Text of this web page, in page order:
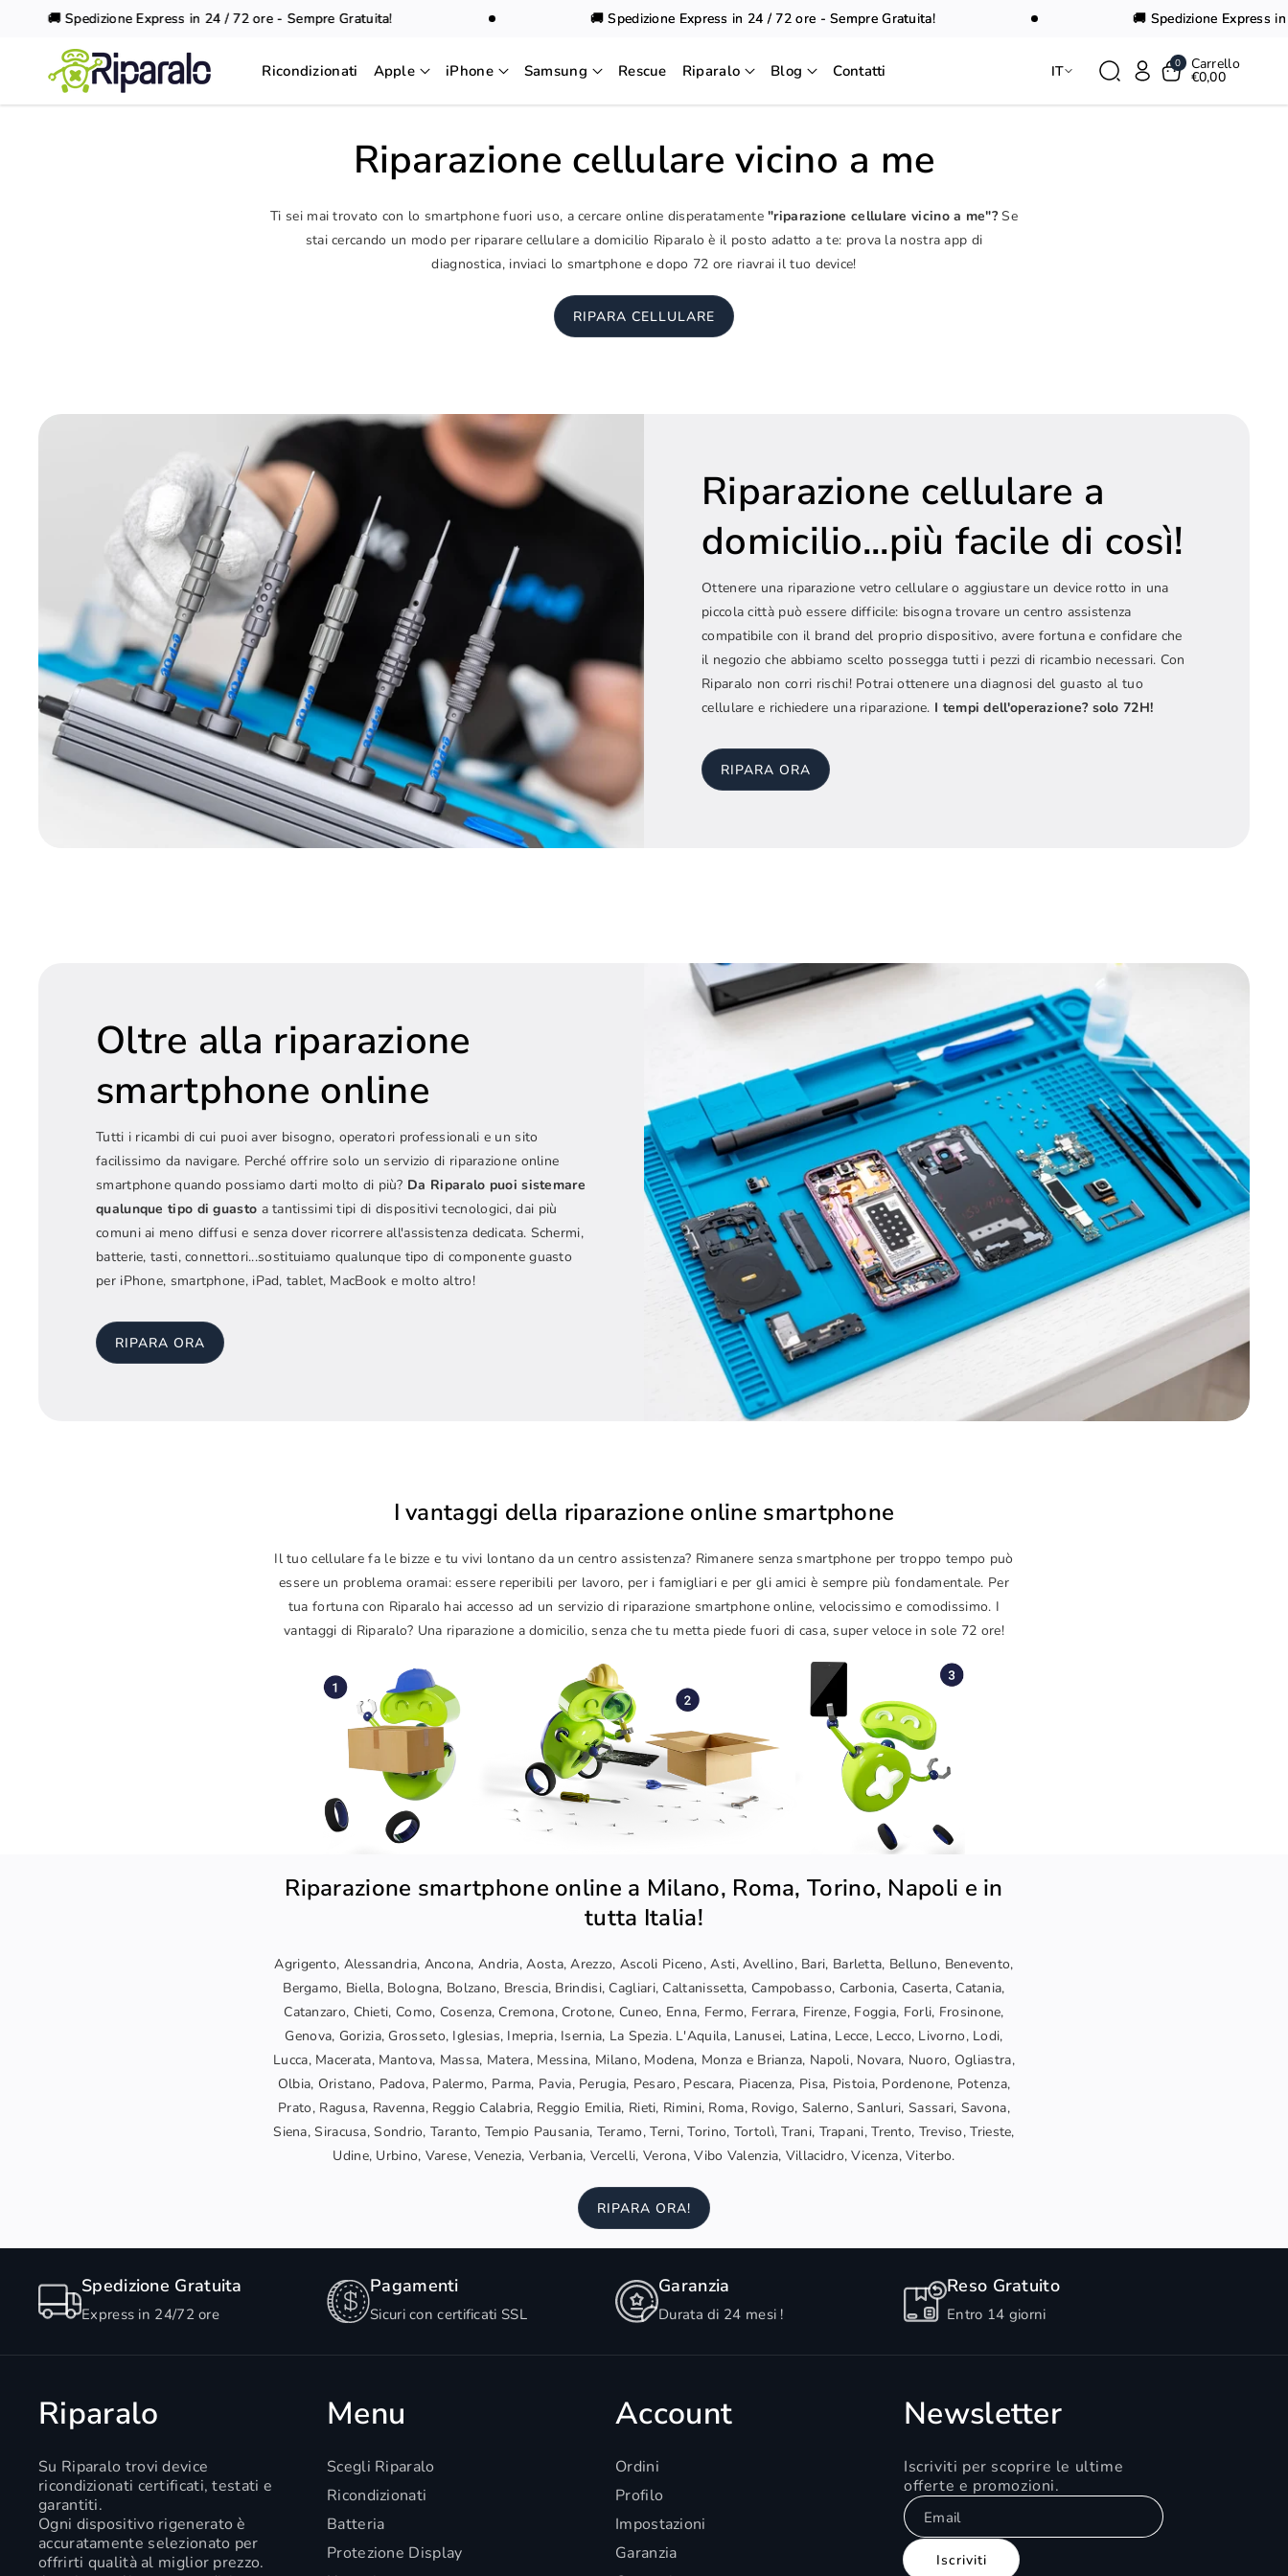
Vai al
contenuto
🚚 Spedizione Express in 24 / 72 ore - Sempre Gratuita! 🚚 Spedizione Express in 24 / 72 ore - Sempre Gratuita! 🚚 Spedizione Express in
Ricondizionati Apple iPhone Samsung Rescue Riparalo Blog Contatti IT 0 Carrello
€0,00
Riparazione cellulare vicino a me
Ti sei mai trovato con lo smartphone fuori uso, a cercare online disperatamente"riparazione cellulare vicino a me"?Se
stai cercando un modo per riparare cellulare a domicilio Riparalo è il posto adatto a te: prova la nostra app di
diagnostica, inviaci lo smartphone e dopo 72 ore riavrai il tuo device!
RIPARA CELLULARE
Riparazione cellulare a
domicilio...più facile di così!
Ottenere una riparazione vetro cellulare o aggiustare un device rotto in una
piccola città può essere difficile: bisogna trovare un centro assistenza
compatibile con il brand del proprio dispositivo, avere fortuna e confidare che
il negozio che abbiamo scelto possegga tutti i pezzi di ricambio necessari. Con
Riparalo non corri rischi! Potrai ottenere una diagnosi del guasto al tuo
cellulare e richiedere una riparazione. I tempi dell'operazione? solo 72H!
RIPARA ORA
Oltre alla riparazione
smartphone online
Tutti i ricambi di cui puoi aver bisogno, operatori professionali e un sito
facilissimo da navigare. Perché offrire solo un servizio di riparazione online
smartphone quando possiamo darti molto di più? Da Riparalo puoi sistemare
qualunque tipo di guasto a tantissimi tipi di dispositivi tecnologici, dai più
comuni ai meno diffusi e senza dover ricorrere all'assistenza dedicata. Schermi,
batterie, tasti, connettori...sostituiamo qualunque tipo di componente guasto
per iPhone, smartphone, iPad, tablet, MacBook e molto altro!
RIPARA ORA
I vantaggi della riparazione online smartphone
Il tuo cellulare fa le bizze e tu vivi lontano da un centro assistenza? Rimanere senza smartphone per troppo tempo può
essere un problema oramai: essere reperibili per lavoro, per i famigliari e per gli amici è sempre più fondamentale. Per
tua fortuna con Riparalo hai accesso ad un servizio di riparazione smartphone online, velocissimo e comodissimo. I
vantaggi di Riparalo? Una riparazione a domicilio, senza che tu metta piede fuori di casa, super veloce in sole 72 ore!
Riparazione smartphone online a Milano, Roma, Torino, Napoli e in
tutta Italia!
Agrigento, Alessandria, Ancona, Andria, Aosta, Arezzo, Ascoli Piceno, Asti, Avellino, Bari, Barletta, Belluno, Benevento,
Bergamo, Biella, Bologna, Bolzano, Brescia, Brindisi, Cagliari, Caltanissetta, Campobasso, Carbonia, Caserta, Catania,
Catanzaro, Chieti, Como, Cosenza, Cremona, Crotone, Cuneo, Enna, Fermo, Ferrara, Firenze, Foggia, Forli, Frosinone,
Genova, Gorizia, Grosseto, Iglesias, Imepria, Isernia, La Spezia. L'Aquila, Lanusei, Latina, Lecce, Lecco, Livorno, Lodi,
Lucca, Macerata, Mantova, Massa, Matera, Messina, Milano, Modena, Monza e Brianza, Napoli, Novara, Nuoro, Ogliastra,
Olbia, Oristano, Padova, Palermo, Parma, Pavia, Perugia, Pesaro, Pescara, Piacenza, Pisa, Pistoia, Pordenone, Potenza,
Prato, Ragusa, Ravenna, Reggio Calabria, Reggio Emilia, Rieti, Rimini, Roma, Rovigo, Salerno, Sanluri, Sassari, Savona,
Siena, Siracusa, Sondrio, Taranto, Tempio Pausania, Teramo, Terni, Torino, Tortolì, Trani, Trapani, Trento, Treviso, Trieste,
Udine, Urbino, Varese, Venezia, Verbania, Vercelli, Verona, Vibo Valenzia, Villacidro, Vicenza, Viterbo.
RIPARA ORA!
Spedizione Gratuita
Express in 24/72 ore
Pagamenti
Sicuri con certificati SSL
Garanzia
Durata di 24 mesi !
Reso Gratuito
Entro 14 giorni
Riparalo
Su Riparalo trovi device
ricondizionati certificati, testati e
garantiti.
Ogni dispositivo rigenerato è
accuratamente selezionato per
offrirti qualità al miglior prezzo.
Menu
Scegli Riparalo
Ricondizionati
Batteria
Protezione Display
Account
Ordini
Profilo
Impostazioni
Garanzia
Newsletter
Iscriviti per scoprire le ultime
offerte e promozioni.
Email
Iscriviti